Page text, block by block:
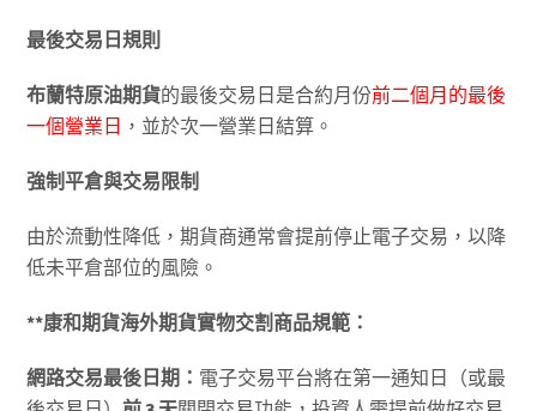
最後交易日規則
布蘭特原油期貨的最後交易日是合約月份前二個月的最後
一個營業日 ，並於次一營業日結算。
強制平倉與交易限制
由於流動性降低，期貨商通常會提前停止電子交易，以降
低未平倉部位的風險。
**康和期貨海外期貨實物交割商品規範：
網路交易最後日期： 電子交易平台將在第一通知日（或最